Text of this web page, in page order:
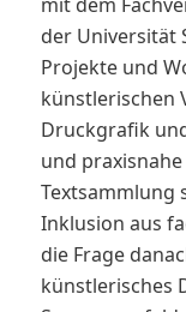
der Universität
Projekte und
künstlerischen
Druckgrafik
und
Textsammlung
Inklusion aus
die Frage
künstlerisches